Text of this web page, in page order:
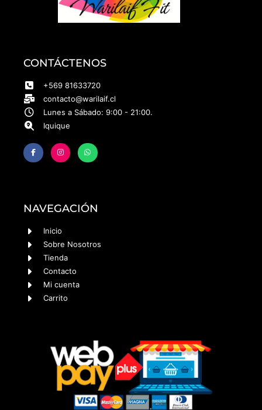
CONTÁCTENOS
+569 81633720
contacto@warilaif.cl
Lunes a Sábado: 9:00 - 21:00.
Iquique
NAVEGACIÓN
Inicio
Sobre Nosotros
Tienda
Contacto
Mi cuenta
Carrito